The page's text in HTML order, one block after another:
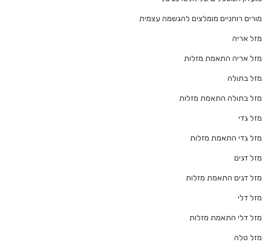
מורים רוחניים מומלצים להגשמה עצמית
מזל אריה
מזל אריה התאמת מזלות
מזל בתולה
מזל בתולה התאמת מזלות
מזל גדי
מזל גדי התאמת מזלות
מזל דגים
מזל דגים התאמת מזלות
מזל דלי
מזל דלי התאמת מזלות
מזל טלה